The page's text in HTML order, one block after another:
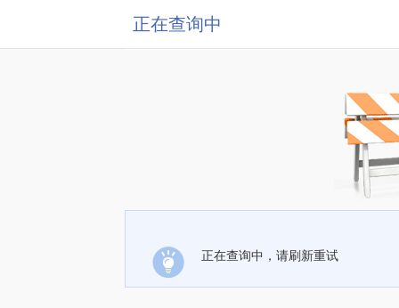
正在查询中
正在查询中，请刷新重试